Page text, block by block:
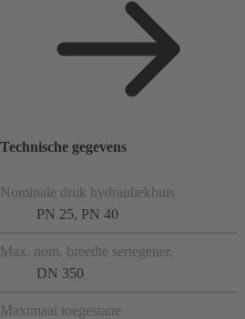
Technische gegevens
Nominale druk hydrauliekhuis
PN 25, PN 40
Max. nom. breedte seriegener.
DN 350
Maximaal toegestane